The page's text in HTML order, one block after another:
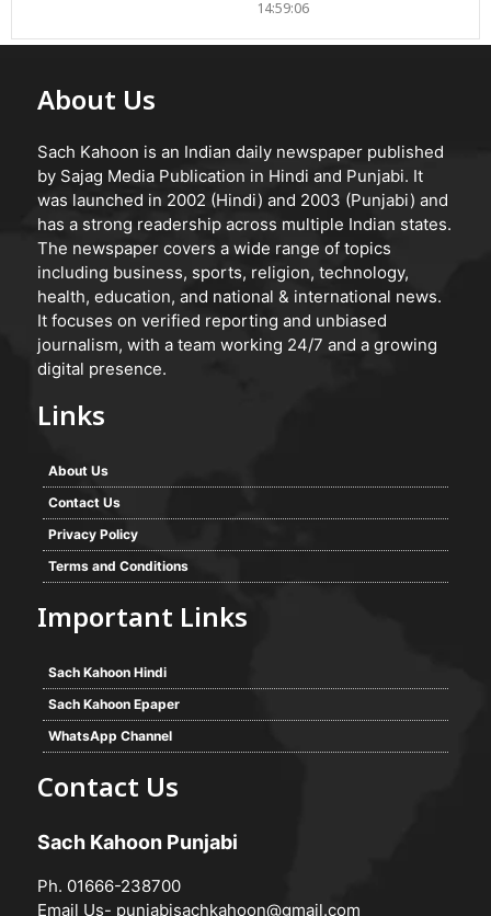
14:59:06
About Us
Sach Kahoon is an Indian daily newspaper published
by Sajag Media Publication in Hindi and Punjabi. It
was launched in 2002 (Hindi) and 2003 (Punjabi) and
has a strong readership across multiple Indian states.
The newspaper covers a wide range of topics
including business, sports, religion, technology,
health, education, and national & international news.
It focuses on verified reporting and unbiased
journalism, with a team working 24/7 and a growing
digital presence.
Links
About Us
Contact Us
Privacy Policy
Terms and Conditions
Important Links
Sach Kahoon Hindi
Sach Kahoon Epaper
WhatsApp Channel
Contact Us
Sach Kahoon Punjabi
Ph. 01666-238700
Email Us- punjabisachkahoon@gmail.com